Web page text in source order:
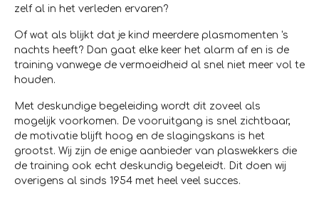
zelf al in het verleden ervaren?
Of wat als blijkt dat je kind meerdere plasmomenten 's
nachts heeft? Dan gaat elke keer het alarm af en is de
training vanwege de vermoeidheid al snel niet meer vol te
houden.
Met deskundige begeleiding wordt dit zoveel als
mogelijk voorkomen. De vooruitgang is snel zichtbaar,
de motivatie blijft hoog en de slagingskans is het
grootst. Wij zijn de enige aanbieder van plaswekkers die
de training ook echt deskundig begeleidt. Dit doen wij
overigens al sinds 1954 met heel veel succes.